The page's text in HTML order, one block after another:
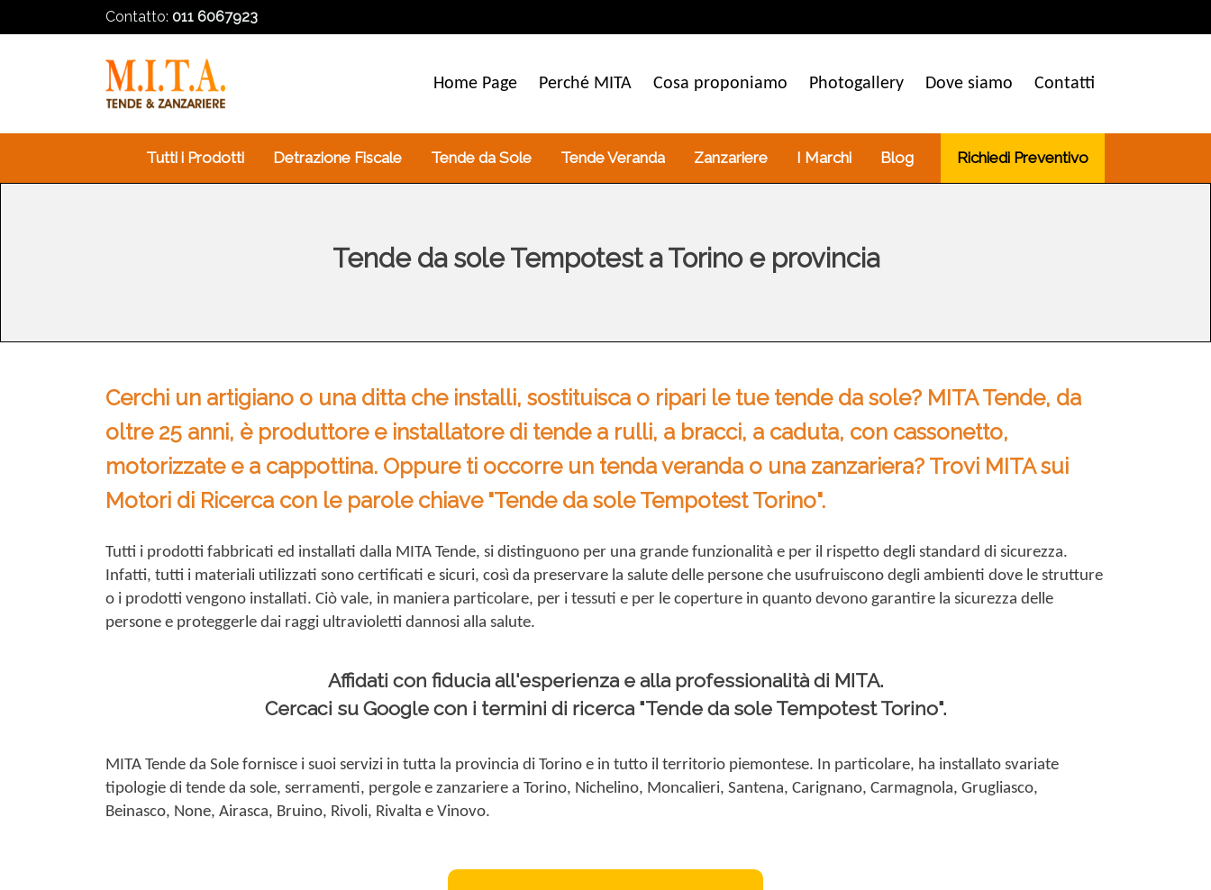
Contatto: 011 6067923
Home Page Perché MITA Cosa proponiamo Photogallery Dove siamo Contatti
Tutti i Prodotti Detrazione Fiscale Tende da Sole Tende Veranda Zanzariere I Marchi Blog Richiedi Preventivo
Tende da sole Tempotest a Torino e provincia
Cerchi un artigiano o una ditta che installi, sostituisca o ripari le tue tende da sole? MITA Tende, da
oltre 25 anni, è produttore e installatore di tende a rulli, a bracci, a caduta, con cassonetto,
motorizzate e a cappottina. Oppure ti occorre un tenda veranda o una zanzariera? Trovi MITA sui
Motori di Ricerca con le parole chiave "Tende da sole Tempotest Torino".
Tutti i prodotti fabbricati ed installati dalla MITA Tende, si distinguono per una grande funzionalità e per il rispetto degli standard di sicurezza.
Infatti, tutti i materiali utilizzati sono certificati e sicuri, così da preservare la salute delle persone che usufruiscono degli ambienti dove le strutture
o i prodotti vengono installati. Ciò vale, in maniera particolare, per i tessuti e per le coperture in quanto devono garantire la sicurezza delle
persone e proteggerle dai raggi ultravioletti dannosi alla salute.
Affidati con fiducia all'esperienza e alla professionalità di MITA.
Cercaci su Google con i termini di ricerca "Tende da sole Tempotest Torino".
MITA Tende da Sole fornisce i suoi servizi in tutta la provincia di Torino e in tutto il territorio piemontese. In particolare, ha installato svariate
tipologie di tende da sole, serramenti, pergole e zanzariere a Torino, Nichelino, Moncalieri, Santena, Carignano, Carmagnola, Grugliasco,
Beinasco, None, Airasca, Bruino, Rivoli, Rivalta e Vinovo.